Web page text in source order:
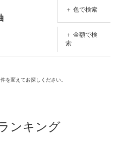
＋ 色で検索
＋ 金額で検
索
を変えてお探しください。
ンキング